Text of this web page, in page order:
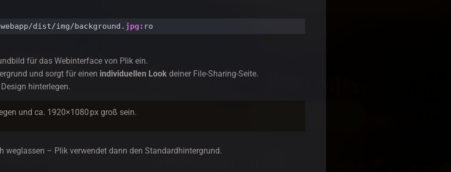
dist/img/background. jpg: ro
für das Webinterface von Plik ein.
und sorgt für einen individuellen Look deiner File-Sharing-Seite.
hinterlegen.
und ca. 1920×1080 px groß sein.
– Plik verwendet dann den Standardhintergrund.